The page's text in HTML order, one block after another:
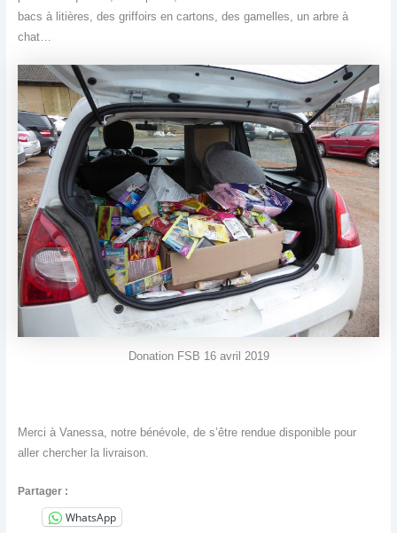
bacs à litières, des griffoirs en cartons, des gamelles, un arbre à
chat…
Donation FSB 16 avril 2019
Merci à Vanessa, notre bénévole, de s’être rendue disponible pour
aller chercher la livraison.
Partager :
WhatsApp